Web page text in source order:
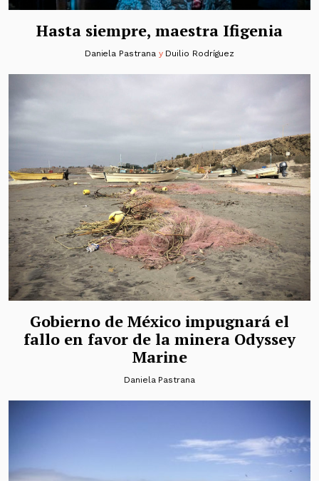
Hasta siempre, maestra Ifigenia
Daniela Pastranay Duilio Rodríguez
Gobierno de México impugnará el
fallo en favor de la minera Odyssey
Marine
Daniela Pastrana